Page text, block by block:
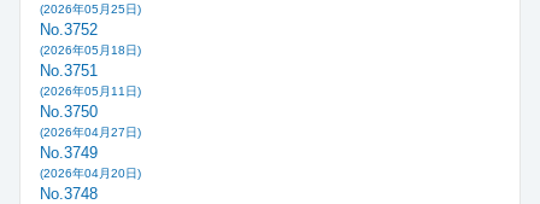
(2026年05月25日)
No.3752
(2026年05月18日)
No.3751
(2026年05月11日)
No.3750
(2026年04月27日)
No.3749
(2026年04月20日)
No.3748